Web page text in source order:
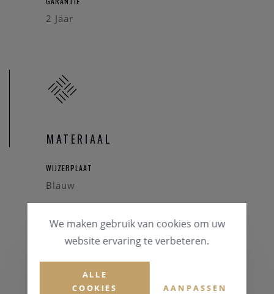
2 Jaar
MATERIAAL
WIJZERPLAAT
Blauw
Staal
Mineraalglas
We maken gebruik van cookies om uw
website ervaring te verbeteren.
ALLE
COOKIES
AANPASSEN